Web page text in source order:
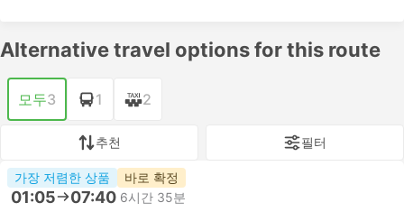
Alternative travel options for this route
모두3 1 2
추천 필터
가장 저렴한 상품 바로 확정
01:05 07:40 6시간 35분